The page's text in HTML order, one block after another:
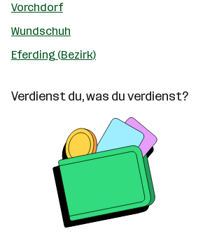
Vorchdorf
Wundschuh
Eferding (Bezirk)
Verdienst du, was du verdienst?